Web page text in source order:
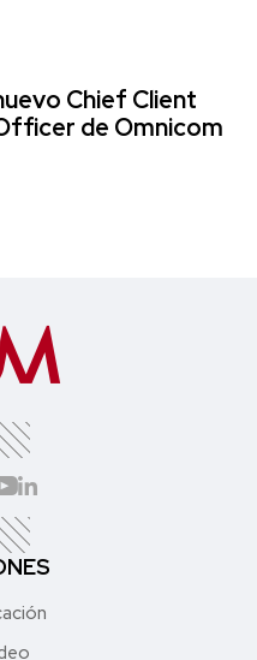
Chief Client
de Omnicom